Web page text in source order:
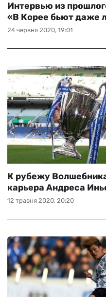
24 червня 2020, 19:01
Интервью из
«В Корее бьют даже
12 травня 2020, 20:20
К рубежу
карьера Андреса